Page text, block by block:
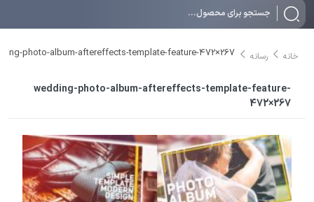
خانه رسانه photo-album-aftereffects-template-feature-472×267
wedding-photo-album-aftereffects-template-feature-
472×267